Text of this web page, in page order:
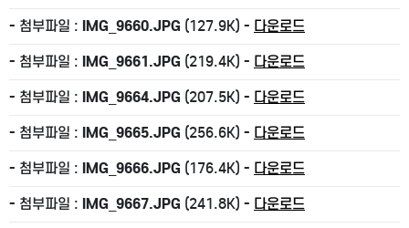
- 첨부파일 : IMG_9660.JPG (127.9K) - 다운로드
- 첨부파일 : IMG_9661.JPG (219.4K) - 다운로드
- 첨부파일 : IMG_9664.JPG (207.5K) - 다운로드
- 첨부파일 : IMG_9665.JPG (256.6K) - 다운로드
- 첨부파일 : IMG_9666.JPG (176.4K) - 다운로드
- 첨부파일 : IMG_9667.JPG (241.8K) - 다운로드